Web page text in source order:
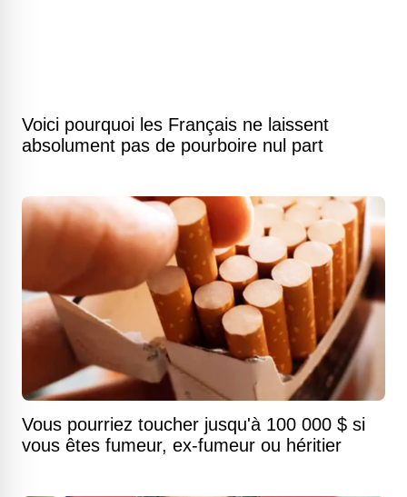
Voici pourquoi les Français ne laissent
absolument pas de pourboire nul part
Vous pourriez toucher jusqu'à 100 000 $ si
vous êtes fumeur, ex-fumeur ou héritier